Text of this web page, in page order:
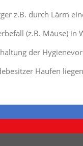
z.B. durch Lärm
(z.B. Mäuse) in
der
Haufen